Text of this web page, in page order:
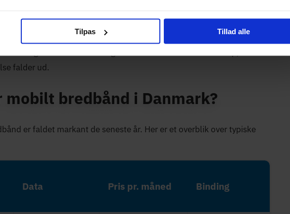
Tilpas Tillad alle
router giver sikker og hurtig forbindelse i tog, på hotel og på
falder ud.
mobilt bredbånd i Danmark?
er faldet markant de seneste år. Her er et overblik over typiske
Data Pris pr. måned Binding